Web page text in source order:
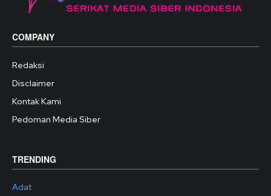
COMPANY
Redaksi
Disclaimer
Kontak Kami
Pedoman Media Siber
TRENDING
Adat